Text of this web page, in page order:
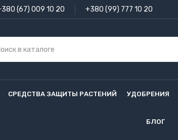
(67) 009 10 20 +380 (99) 777 10 20
СРЕДСТВА ЗАЩИТЫ РАСТЕНИЙ УДОБРЕНИЯ
БЛОГ